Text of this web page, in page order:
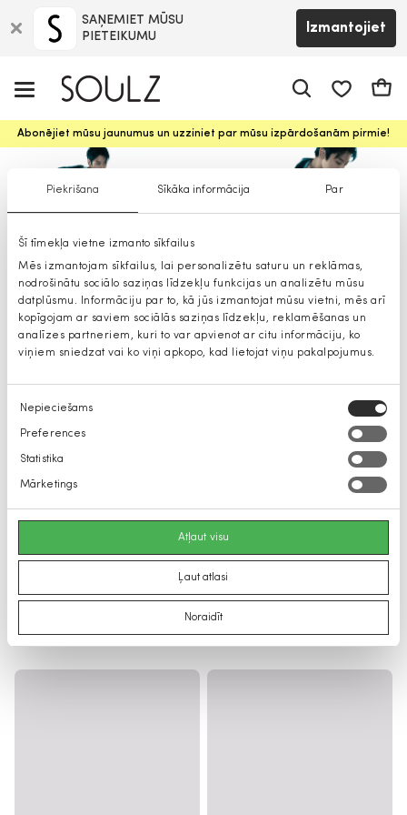
Piekrišana Sīkāka informācija Par
Šī tīmekļa vietne izmanto sīkfailus
Mēs izmantojam sīkfailus, lai personalizētu saturu un reklāmas,
nodrošinātu sociālo saziņas līdzekļu funkcijas un analizētu mūsu
datplūsmu. Informāciju par to, kā jūs izmantojat mūsu vietni, mēs arī
kopīgojam ar saviem sociālās saziņas līdzekļu, reklamēšanas un
analīzes partneriem, kuri to var apvienot ar citu informāciju, ko
viņiem sniedzat vai ko viņi apkopo, kad lietojat viņu pakalpojumus.
Piekrišanas
izvēle
Nepieciešams
Preferences
Statistika
Mārketings
Atļaut visu
Ļaut atlasi
Noraidīt
SAŅEMIET MŪSU
PIETEIKUMU
Izmantojiet
Abonējiet mūsu jaunumus un uzziniet par mūsu izpārdošanām pirmie!
Calvin Klein Jeans vīriešu džinsi